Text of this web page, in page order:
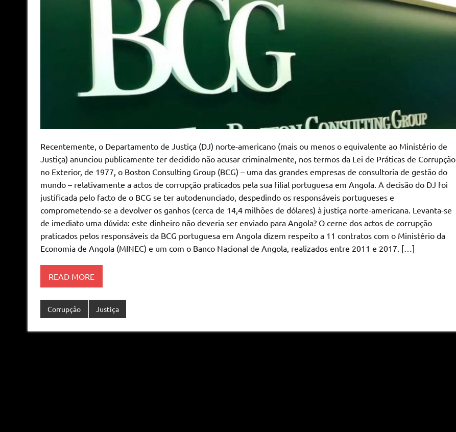
Recentemente, o Departamento de Justiça (DJ) norte-americano (mais ou menos o equivalente ao Ministério de
Justiça) anunciou publicamente ter decidido não acusar criminalmente, nos termos da Lei de Práticas de Corrupção
no Exterior, de 1977, o Boston Consulting Group (BCG) – uma das grandes empresas de consultoria de gestão do
mundo – relativamente a actos de corrupção praticados pela sua filial portuguesa em Angola. A decisão do DJ foi
justificada pelo facto de o BCG se ter autodenunciado, despedindo os responsáveis portugueses e
comprometendo-se a devolver os ganhos (cerca de 14,4 milhões de dólares) à justiça norte-americana. Levanta-se
de imediato uma dúvida: este dinheiro não deveria ser enviado para Angola? O cerne dos actos de corrupção
praticados pelos responsáveis da BCG portuguesa em Angola dizem respeito a 11 contratos com o Ministério da
Economia de Angola (MINEC) e um com o Banco Nacional de Angola, realizados entre 2011 e 2017. […]
READ MORE
Corrupção Justiça